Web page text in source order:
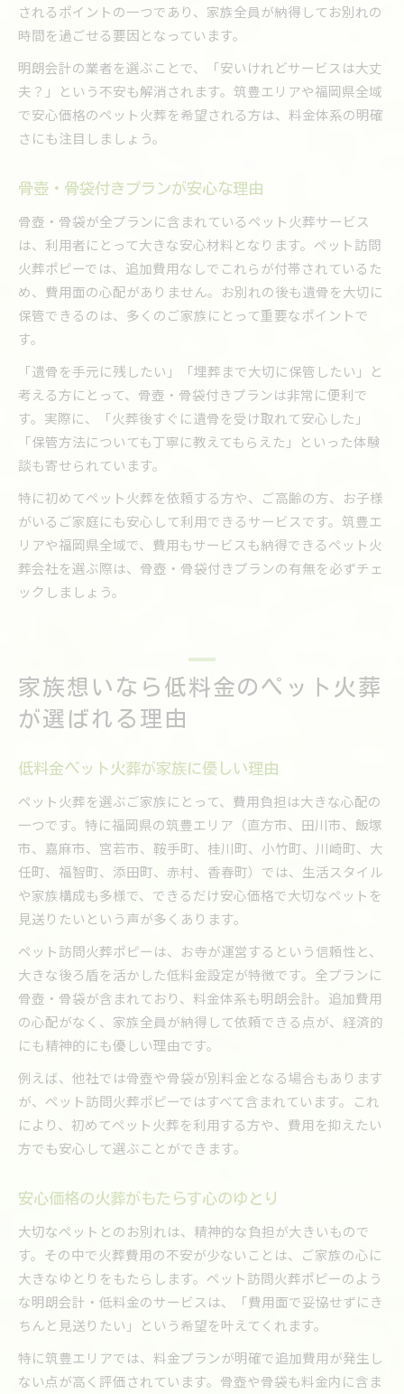
されるポイントの一つであり、家族全員が納得してお別れの
時間を過ごせる要因となっています。
明朗会計の業者を選ぶことで、「安いけれどサービスは大丈
夫？」という不安も解消されます。筑豊エリアや福岡県全域
で安心価格のペット火葬を希望される方は、料金体系の明確
さにも注目しましょう。
骨壺・骨袋付きプランが安心な理由
骨壺・骨袋が全プランに含まれているペット火葬サービス
は、利用者にとって大きな安心材料となります。ペット訪問
火葬ポピーでは、追加費用なしでこれらが付帯されているた
め、費用面の心配がありません。お別れの後も遺骨を大切に
保管できるのは、多くのご家族にとって重要なポイントで
す。
「遺骨を手元に残したい」「埋葬まで大切に保管したい」と
考える方にとって、骨壺・骨袋付きプランは非常に便利で
す。実際に、「火葬後すぐに遺骨を受け取れて安心した」
「保管方法についても丁寧に教えてもらえた」といった体験
談も寄せられています。
特に初めてペット火葬を依頼する方や、ご高齢の方、お子様
がいるご家庭にも安心して利用できるサービスです。筑豊エ
リアや福岡県全域で、費用もサービスも納得できるペット火
葬会社を選ぶ際は、骨壺・骨袋付きプランの有無を必ずチェ
ックしましょう。
家族想いなら低料金のペット火葬
が選ばれる理由
低料金ペット火葬が家族に優しい理由
ペット火葬を選ぶご家族にとって、費用負担は大きな心配の
一つです。特に福岡県の筑豊エリア（直方市、田川市、飯塚
市、嘉麻市、宮若市、鞍手町、桂川町、小竹町、川崎町、大
任町、福智町、添田町、赤村、香春町）では、生活スタイル
や家族構成も多様で、できるだけ安心価格で大切なペットを
見送りたいという声が多くあります。
ペット訪問火葬ポピーは、お寺が運営するという信頼性と、
大きな後ろ盾を活かした低料金設定が特徴です。全プランに
骨壺・骨袋が含まれており、料金体系も明朗会計。追加費用
の心配がなく、家族全員が納得して依頼できる点が、経済的
にも精神的にも優しい理由です。
例えば、他社では骨壺や骨袋が別料金となる場合もあります
が、ペット訪問火葬ポピーではすべて含まれています。これ
により、初めてペット火葬を利用する方や、費用を抑えたい
方でも安心して選ぶことができます。
安心価格の火葬がもたらす心のゆとり
大切なペットとのお別れは、精神的な負担が大きいもので
す。その中で火葬費用の不安が少ないことは、ご家族の心に
大きなゆとりをもたらします。ペット訪問火葬ポピーのよう
な明朗会計・低料金のサービスは、「費用面で妥協せずにき
ちんと見送りたい」という希望を叶えてくれます。
特に筑豊エリアでは、料金プランが明確で追加費用が発生し
ない点が高く評価されています。骨壺や骨袋も料金内に含ま